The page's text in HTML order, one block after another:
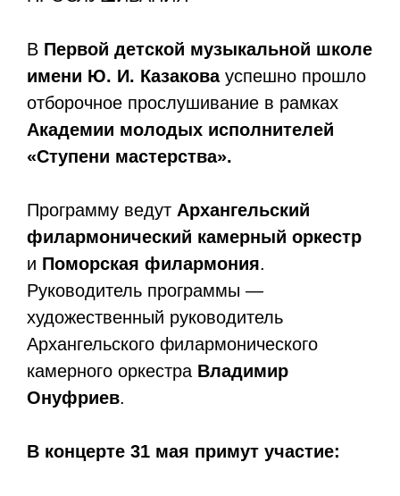
В Первой детской музыкальной школе
имени Ю. И. Казаковауспешно прошло
отборочное прослушивание в рамках
Академии молодых исполнителей
«Ступени мастерства».
Программу ведут Архангельский
филармонический камерный оркестр
и Поморская филармония.
Руководитель программы —
художественный руководитель
Архангельского филармонического
камерного оркестра Владимир
Онуфриев.
В концерте 31 мая примут участие: